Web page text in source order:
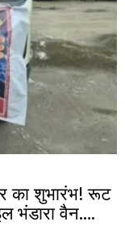
का शुभारंभ! रूट
भंडारा वैन….